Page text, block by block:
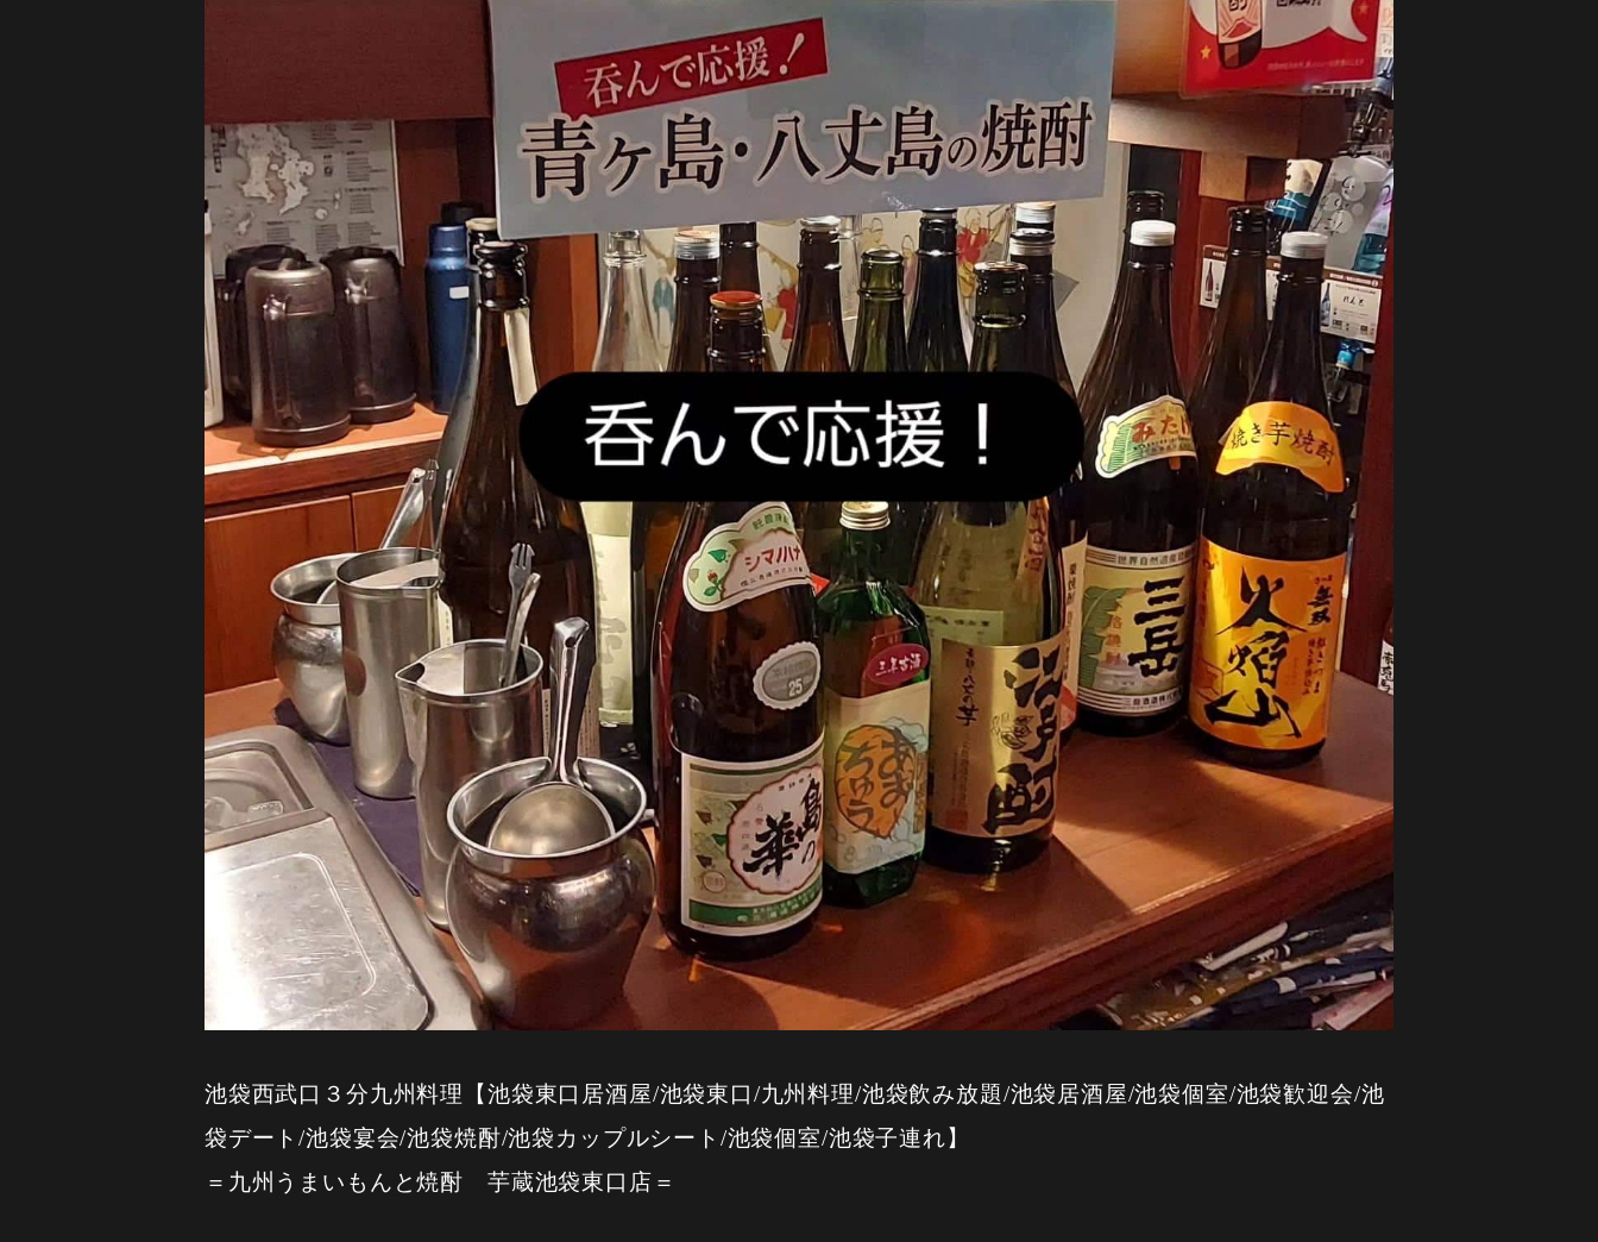
池袋西武口３分九州料理【池袋東口居酒屋/池袋東口/九州料理/池袋飲み放題/池袋居酒屋/池袋個室/池袋歓迎会/池
袋デート/池袋宴会/池袋焼酎/池袋カップルシート/池袋個室/池袋子連れ】
＝九州うまいもんと焼酎 芋蔵池袋東口店＝